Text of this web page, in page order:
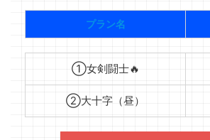
プラン名
①女剣闘士🔥
②大十字（昼）